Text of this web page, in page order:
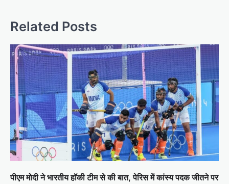
Related Posts
पीएम मोदी ने भारतीय हॉकी टीम से की बात, पेरिस में कांस्य पदक जीतने पर